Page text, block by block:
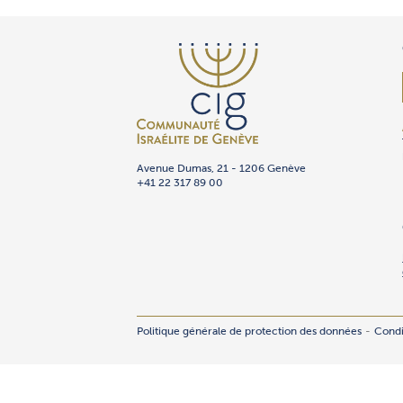
Avenue Dumas, 21 - 1206 Genève
+41 22 317 89 00
Politique générale de protection des données